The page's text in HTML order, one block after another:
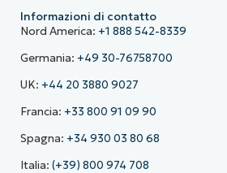
Informazioni di contatto
Nord America: +1 888 542-8339
Germania: +49 30-76758700
UK: +44 20 3880 9027
Francia: +33 800 91 09 90
Spagna: +34 930 03 80 68
Italia: (+39) 800 974 708